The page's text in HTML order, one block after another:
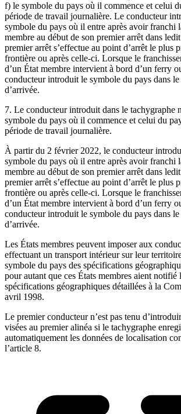
f) le symbole du pays où il commence et celui
période de travail journalière. Le conducteur
symbole du pays où il entre après avoir franchi
membre au début de son premier arrêt dans
premier arrêt s’effectue au point d’arrêt le plus
frontière ou après celle-ci. Lorsque le
d’un État membre intervient à bord d’un ferry
conducteur introduit le symbole du pays dans
d’arrivée.
7. Le conducteur introduit dans le tachygraphe
symbole du pays où il commence et celui du
période de travail journalière.
À partir du 2 février 2022, le conducteur
symbole du pays où il entre après avoir franchi
membre au début de son premier arrêt dans
premier arrêt s’effectue au point d’arrêt le plus
frontière ou après celle-ci. Lorsque le
d’un État membre intervient à bord d’un ferry
conducteur introduit le symbole du pays dans
d’arrivée.
Les États membres peuvent imposer aux
effectuant un transport intérieur sur leur
symbole du pays des spécifications
pour autant que ces États membres aient notifié
spécifications géographiques détaillées à la
avril 1998.
Le premier conducteur n’est pas tenu
visées au premier alinéa si le tachygraphe
automatiquement les données de localisation
l’article 8.